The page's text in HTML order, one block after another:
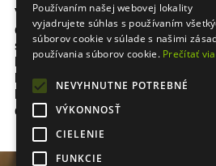
Vďaka svojej robustnosti a
dokonalým riešením pre
spoľahlivú krásu a výrazný efekt
každoročnej výmeny cibuľovín
kvety navyše pôsobia veľmi
kyticiach, kde dokážu vo váze
dlho.
Používaním našej webovej lokality
vyjadrujete súhlas s používaním
súborov cookie v súlade s našimi
používania súborov cookie. Prečítať
NEVYHNUTNE POTREBNÉ
VÝKONNOSŤ
CIELENIE
FUNKCIE